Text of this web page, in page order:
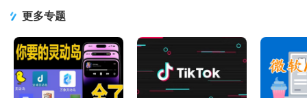
方版
手
更多专题